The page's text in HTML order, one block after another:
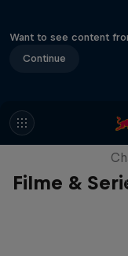
Want to see content
Continue
Filme &